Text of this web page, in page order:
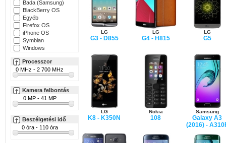
Bada (Samsung)
BlackBerry OS
Egyéb
Firefox OS
iPhone OS
Symbian
Windows
Processzor
Kamera felbontás
Beszélgetési idő
LG
G3 - D855
LG
G4 - H815
LG
G5
LG
K8 - K350N
Nokia
108
Samsung
Galaxy A3
(2016) -